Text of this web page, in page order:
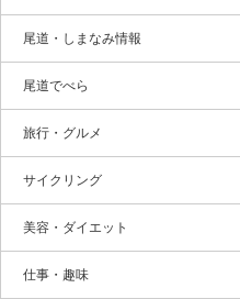
尾道・しまなみ情報
尾道でべら
旅行・グルメ
サイクリング
美容・ダイエット
仕事・趣味